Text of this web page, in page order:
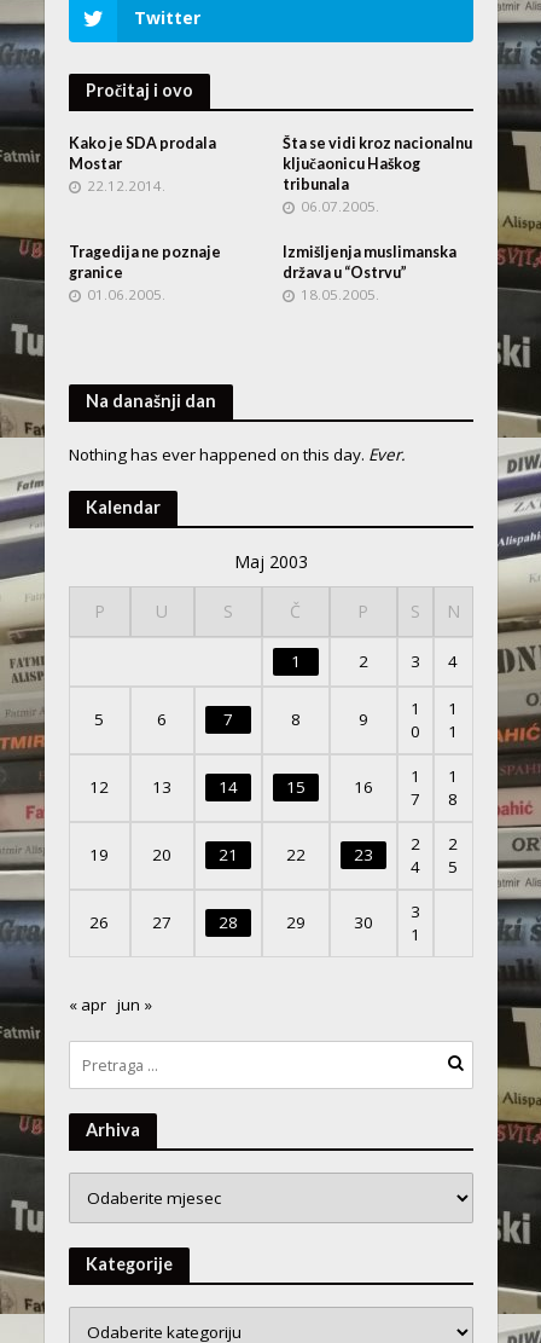
Twitter
Pročitaj i ovo
Kako je SDA prodala
Mostar
22.12.2014.
Šta se vidi kroz nacionalnu
ključaonicu Haškog
tribunala
06.07.2005.
Tragedija ne poznaje
granice
01.06.2005.
Izmišljenja muslimanska
država u “Ostrvu”
18.05.2005.
Na današnji dan
Nothing has ever happened on this day. Ever.
Kalendar
Maj 2003
P U S Č P S N
1 2 3 4
5 6 7 8 9
1
0
1
1
12 13 14 15 16
1
7
1
8
19 20 21 22 23
2
4
2
5
26 27 28 29 30
3
1
« apr jun »
Arhiva
Kategorije